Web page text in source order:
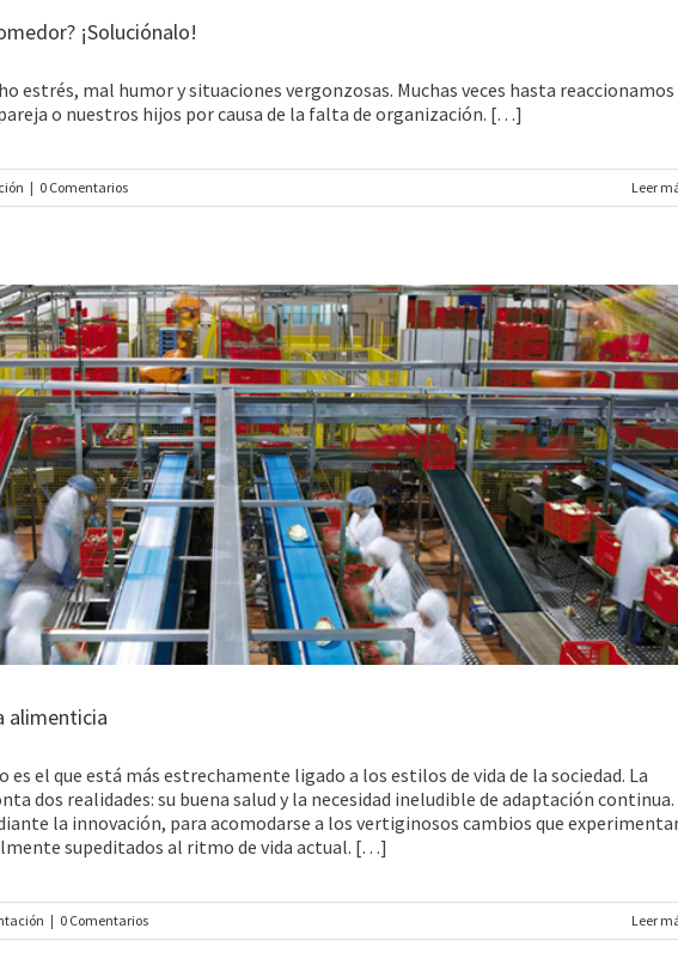
¡Soluciónalo!
estrés, mal humor y situaciones vergonzosas. Muchas veces hasta reaccionamos
o nuestros hijos por causa de la falta de organización. […]
| 0 Comentarios Leer
alimenticia
el que está más estrechamente ligado a los estilos de vida de la sociedad. La
dos realidades: su buena salud y la necesidad ineludible de adaptación continua.
la innovación, para acomodarse a los vertiginosos cambios que
supeditados al ritmo de vida actual. […]
| 0 Comentarios Leer